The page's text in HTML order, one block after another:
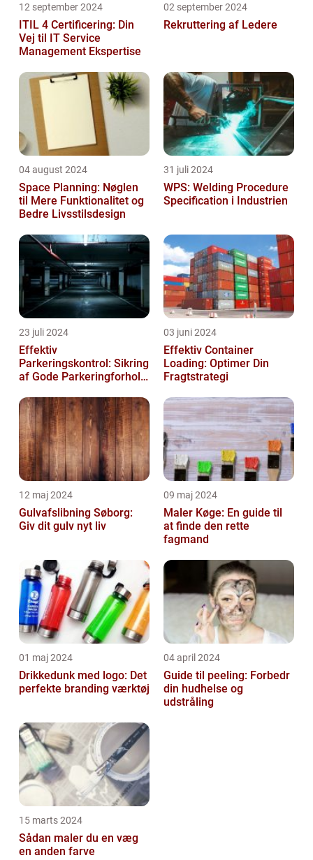
12 september 2024
ITIL 4 Certificering: Din
Vej til IT Service
Management Ekspertise
02 september 2024
Rekruttering af Ledere
04 august 2024
Space Planning: Nøglen
til Mere Funktionalitet og
Bedre Livsstilsdesign
31 juli 2024
WPS: Welding Procedure
Specification i Industrien
23 juli 2024
Effektiv
Parkeringskontrol: Sikring
af Gode Parkeringforhold
03 juni 2024
Effektiv Container
Loading: Optimer Din
Fragtstrategi
12 maj 2024
Gulvafslibning Søborg:
Giv dit gulv nyt liv
09 maj 2024
Maler Køge: En guide til
at finde den rette
fagmand
01 maj 2024
Drikkedunk med logo: Det
perfekte branding værktøj
04 april 2024
Guide til peeling: Forbedr
din hudhelse og
udstråling
15 marts 2024
Sådan maler du en væg
en anden farve